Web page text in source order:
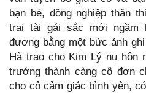
bạn bè, đồng nghiệp thân
trai tài gái sắc mới ngầm
đương bằng một bức ảnh
Hà trao cho Kim Lý nụ hôn
trưởng thành càng cô đơn
cho cô cảm giác bình yên,